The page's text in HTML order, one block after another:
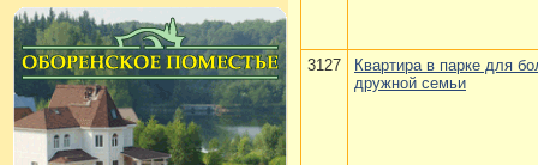
3127
Квартира в парке для
дружной семьи